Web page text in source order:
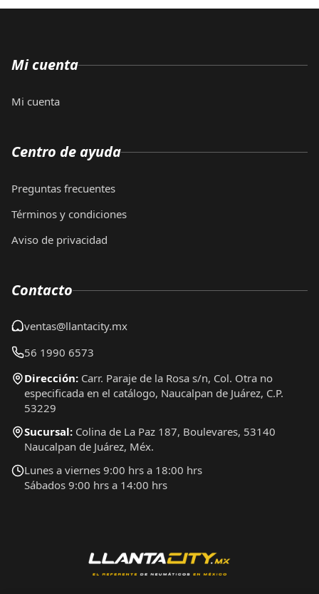
Mi cuenta
Mi cuenta
Centro de ayuda
Preguntas frecuentes
Términos y condiciones
Aviso de privacidad
Contacto
ventas@llantacity.mx
56 1990 6573
Dirección: Carr. Paraje de la Rosa s/n, Col. Otra no
especificada en el catálogo, Naucalpan de Juárez, C.P.
53229
Sucursal: Colina de La Paz 187, Boulevares, 53140
Naucalpan de Juárez, Méx.
Lunes a viernes 9:00 hrs a 18:00 hrs
Sábados 9:00 hrs a 14:00 hrs